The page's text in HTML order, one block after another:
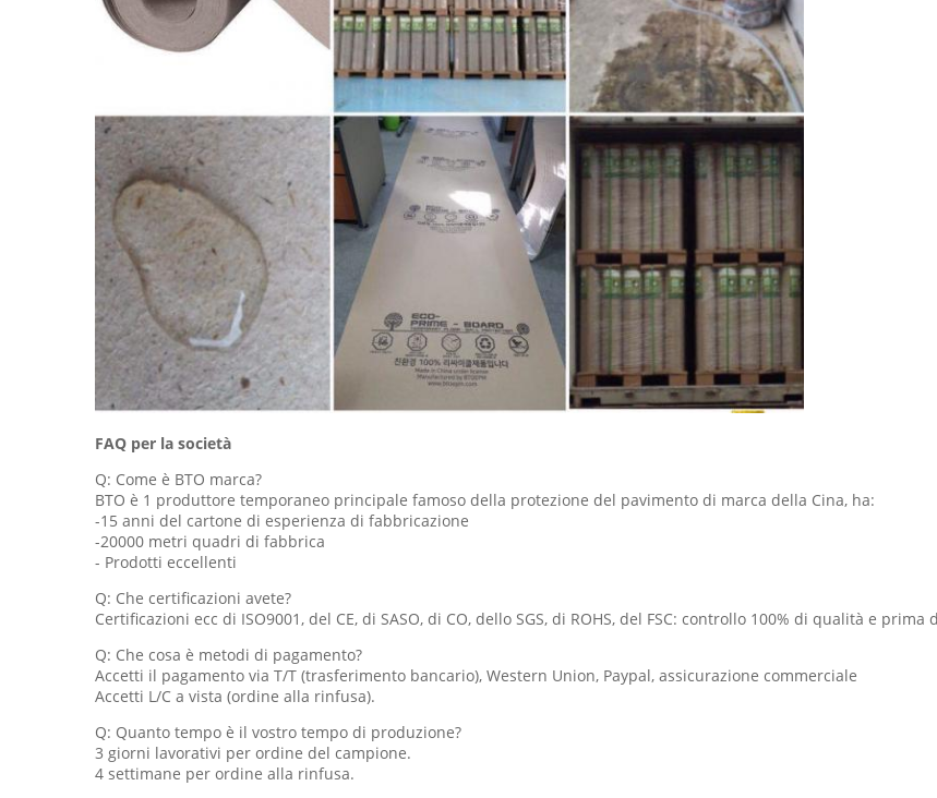
FAQ per la società
Q: Come è BTO marca?
BTO è 1 produttore temporaneo principale famoso della protezione del pavimento di marca della Cina, ha:
-15 anni del cartone di esperienza di fabbricazione
-20000 metri quadri di fabbrica
- Prodotti eccellenti
Q: Che certificazioni avete?
Certificazioni ecc di ISO9001, del CE, di SASO, di CO, dello SGS, di ROHS, del FSC: controllo 100% di qualità e
Q: Che cosa è metodi di pagamento?
Accetti il pagamento via T/T (trasferimento bancario), Western Union, Paypal, assicurazione commerciale
Accetti L/C a vista (ordine alla rinfusa).
Q: Quanto tempo è il vostro tempo di produzione?
3 giorni lavorativi per ordine del campione.
4 settimane per ordine alla rinfusa.